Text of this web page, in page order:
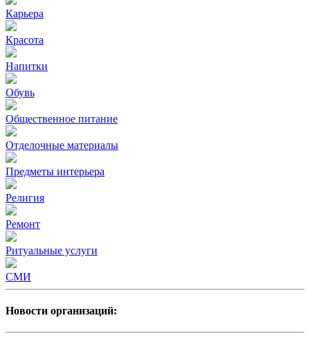
Карьера
Красота
Напитки
Обувь
Общественное питание
Отделочные материалы
Предметы интерьера
Религия
Ремонт
Ритуальные услуги
СМИ
Новости организаций: